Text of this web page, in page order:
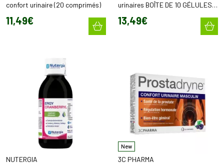
confort urinaire (20 comprimés)
11,49€
urinaires BOÎTE DE 10 GÉLULES +
10 COMPRIMÉS
13,49€
NUTERGIA
New
3C PHARMA